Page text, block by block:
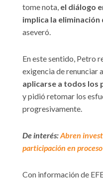
tome nota, el diálogo
implica la eliminación
aseveró.
En este sentido, Petro
exigencia de renunciar
aplicarse a todos los
y pidió retomar los
progresivamente.
De interés:Abren
participación en
Con información de